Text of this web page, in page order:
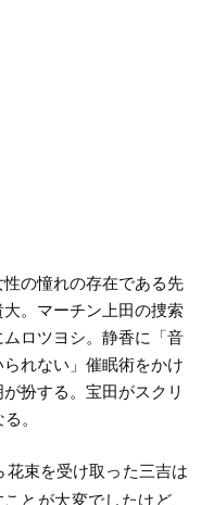
の憧れの存在である先
。マーチン上田の捜索
ロツヨシ。静香に「音
れない」催眠術をかけ
扮する。宝田がスクリ
。
花束を受け取った三吉は
とが大変でしたけど、